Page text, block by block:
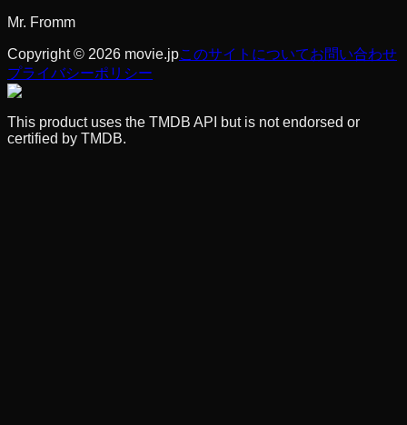
Mr. Fromm
Copyright © 2026 movie.jpこのサイトについてお問い合わせ
プライバシーポリシー
This product uses the TMDB API but is not endorsed or
certified by TMDB.